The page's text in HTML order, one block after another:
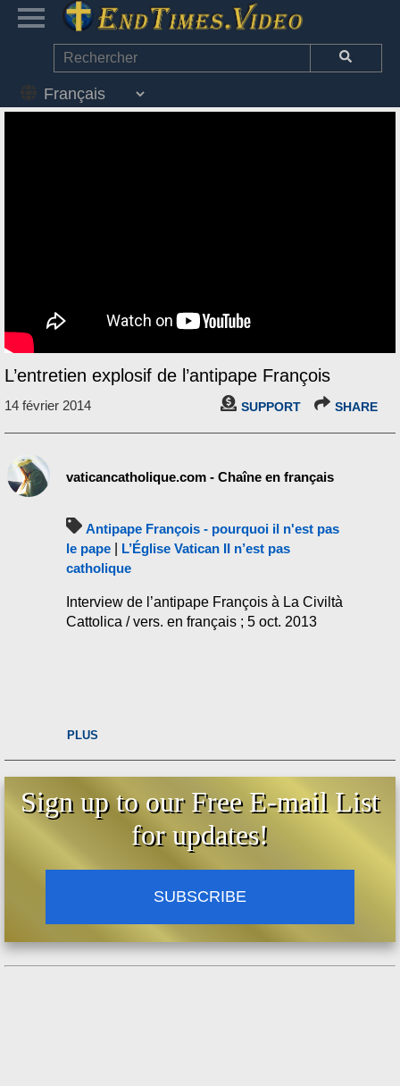
L’entretien explosif de l’antipape François
14 février 2014 SUPPORT SHARE
vaticancatholique.com - Chaîne en français
Antipape François - pourquoi il n'est pas
le pape
L’Église Vatican II n’est pas
catholique
Interview de l’antipape François à La Civiltà
Cattolica / vers. en français ; 5 oct. 2013
PLUS
Sign up to our Free E-mail List
for updates!
SUBSCRIBE